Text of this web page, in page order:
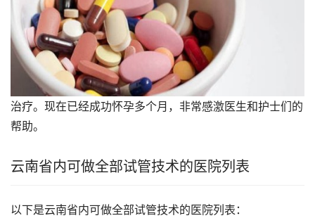
治疗。现在已经成功怀孕多个月，非常感激医生和护士们的
帮助。
云南省内可做全部试管技术的医院列表
以下是云南省内可做全部试管技术的医院列表：